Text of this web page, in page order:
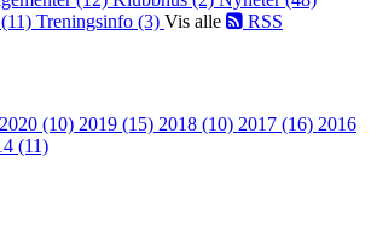
Treningsinfo (3) Vis alle RSS
2020 (10) 2019 (15) 2018 (10) 2017 (16) 2016
(11)